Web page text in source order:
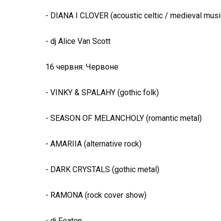
- DIANA I CLOVER (acoustic celtic / medieval
- dj Alice Van Scott
16 червня: Червоне
- VINKY & SPALAHY (gothic folk)
- SEASON OF MELANCHOLY (romantic metal)
- AMARIIA (alternative rock)
- DARK CRYSTALS (gothic metal)
- RAMONA (rock cover show)